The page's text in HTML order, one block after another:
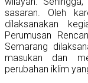
sasaran. Oleh
dilaksanakan
Perumusan
Semarang
masukan dan
perubahan iklim